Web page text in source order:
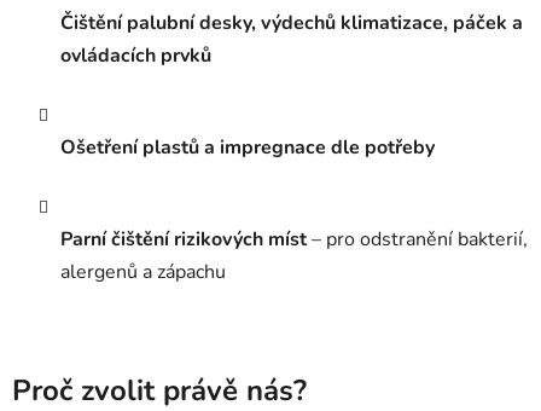
Čištění palubní desky, výdechů klimatizace, páček a
ovládacích prvků
Ošetření plastů a impregnace dle potřeby
Parní čištění rizikových míst– pro odstranění bakterií,
alergenů a zápachu
Proč zvolit právě nás?